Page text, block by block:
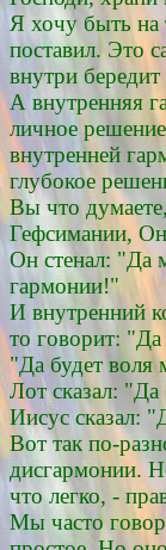
Я хочу быть на
поставил. Это
внутри
А внутренняя
личное
внутренней
глубокое
Вы что
Гефсимании,
Он стенал: "Да
гармонии!"
И внутренний
то говорит:
"Да будет воля
Лот сказал:
Иисус сказал:
Вот так по-
дисгармонии.
что легко, -
Мы часто